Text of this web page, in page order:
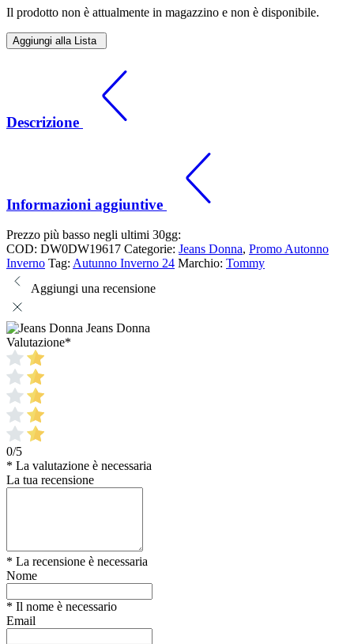
Il prodotto non è attualmente in magazzino e non è disponibile.
Aggiungi alla Lista
Descrizione
Informazioni aggiuntive
Prezzo più basso negli ultimi 30gg:
COD: DW0DW19617 Categorie: Jeans Donna, Promo Autonno
Inverno Tag: Autunno Inverno 24 Marchio: Tommy
Aggiungi una recensione
Jeans Donna
Valutazione*
0/5
* La valutazione è necessaria
La tua recensione
* La recensione è necessaria
Nome
* Il nome è necessario
Email